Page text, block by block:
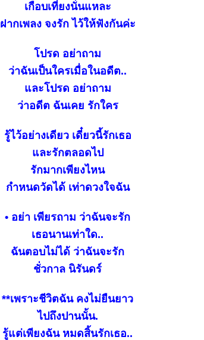
เกือบเที่ยงนั่นแหละ
ฝากเพลง จงรัก ไว้ให้ฟังกันค่ะ
ปรด อย่าถาม
ว่าฉันเป็นใครเมื่อในอดีต..
ละโปรด อย่าถาม
ว่าอดีต ฉันเคย รักใคร
รู้ไว้อย่างเดียว เดี๋ยวนี้รักเธอ
ละรักตลอดไป
รักมากเพียงไหน
กำหนดวัดได้ เท่าดวงใจฉัน
• อย่า เพียรถาม ว่าฉันจะรัก
เธอนานเท่าใด..
ฉันตอบไม่ได้ ว่าฉันจะรัก
ชั่วกาล นิรันดร์
**เพราะชีวิตฉัน คงไม่ยืนยาว
ไปถึงปานนั้น.
รู้แต่เพียงฉัน หมดสิ้นรักเธอ..